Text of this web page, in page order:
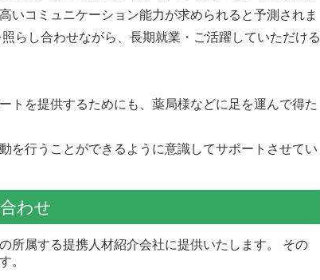
いコミュニケーション能力が求められると予測されま
らし合わせながら、長期就業・ご活躍していただける
トを提供するためにも、薬局様などに足を運んで得た
を行うことができるように意識してサポートさせてい
わせ
所属する提携人材紹介会社に提供いたします。 その
。